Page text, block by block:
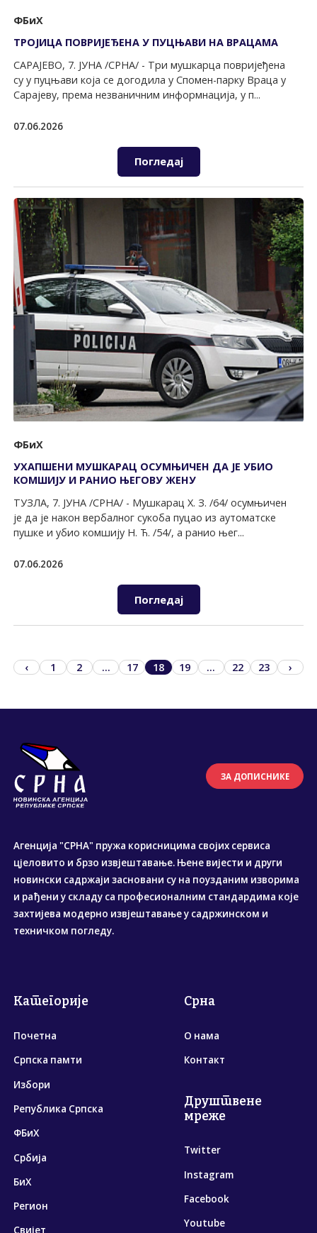
ФБиХ
ТРОЈИЦА ПОВРИЈЕЂЕНА У ПУЦЊАВИ НА ВРАЦАМА
САРАЈЕВО, 7. ЈУНА /СРНА/ - Три мушкарца повријеђена
су у пуцњави која се догодила у Спомен-парку Враца у
Сарајеву, према незваничним информнација, у п...
07.06.2026
Погледај
ФБиХ
УХАПШЕНИ МУШКАРАЦ ОСУМЊИЧЕН ДА ЈЕ УБИО
КОМШИЈУ И РАНИО ЊЕГОВУ ЖЕНУ
ТУЗЛА, 7. ЈУНА /СРНА/ - Мушкарац Х. З. /64/ осумњичен
је да је након вербалног сукоба пуцао из аутоматске
пушке и убио комшију Н. Ћ. /54/, а ранио њег...
07.06.2026
Погледај
‹ 1 2 ... 17 18 19 ... 22 23 ›
ЗА ДОПИСНИКЕ
Агенција "СРНА" пружа корисницима својих сервиса
цјеловито и брзо извјештавање. Њене вијести и други
новински садржаји засновани су на поузданим изворима
и рађени у складу са професионалним стандардима које
захтијева модерно извјештавање у садржинском и
техничком погледу.
Категорије
Почетна
Српска памти
Избори
Република Српска
ФБиХ
Србија
БиХ
Регион
Срна
О нама
Контакт
Друштвене
мреже
Twitter
Instagram
Facebook
Youtube